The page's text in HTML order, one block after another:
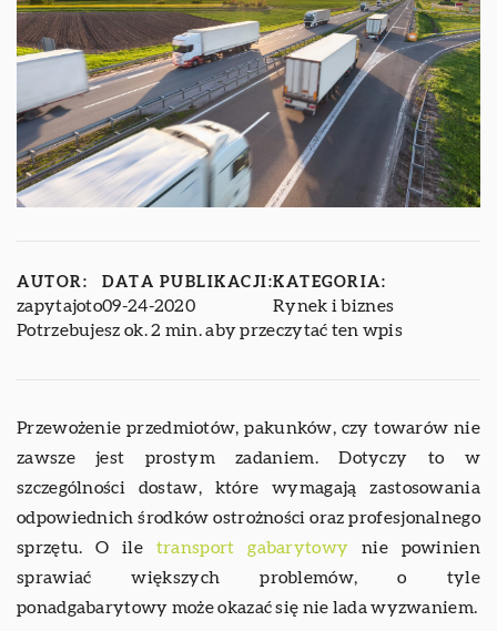
AUTOR:
zapytajoto
DATA PUBLIKACJI:
09-24-2020
KATEGORIA:
Rynek i biznes
Potrzebujesz ok. 2 min. aby przeczytać ten wpis
Przewożenie przedmiotów, pakunków, czy towarów nie
zawsze jest prostym zadaniem. Dotyczy to w
szczególności dostaw, które wymagają zastosowania
odpowiednich środków ostrożności oraz profesjonalnego
sprzętu. O ile transport gabarytowy nie powinien
sprawiać większych problemów, o tyle
ponadgabarytowy może okazać się nie lada wyzwaniem.